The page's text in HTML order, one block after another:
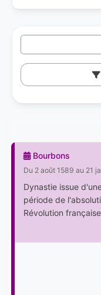
Bourbons
Du 2 août 1589 au 21
Dynastie issue
période de
Révolution